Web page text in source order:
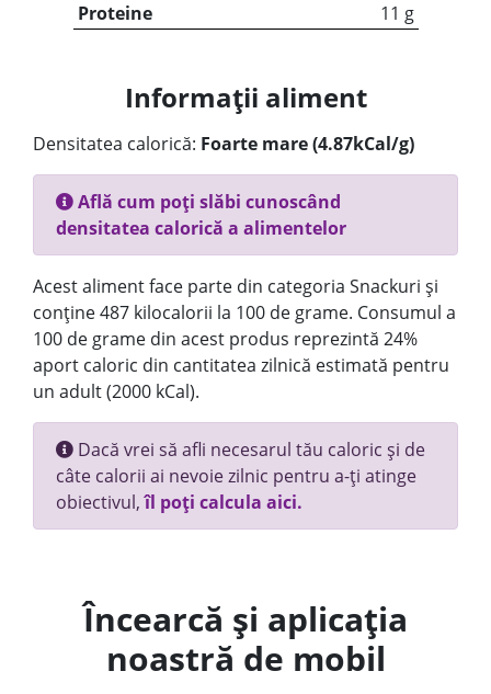
Proteine
11 g
Informații aliment
Densitatea calorică: Foarte mare (4.87kCal/g)
Află cum poți slăbi cunoscând
densitatea calorică a alimentelor
Acest aliment face parte din categoria Snackuri și
conține 487 kilocalorii la 100 de grame. Consumul a
100 de grame din acest produs reprezintă 24%
aport caloric din cantitatea zilnică estimată pentru
un adult (2000 kCal).
Dacă vrei să afli necesarul tău caloric și de
câte calorii ai nevoie zilnic pentru a-ți atinge
obiectivul,îl poți calcula aici.
Încearcă și aplicația
noastră de mobil